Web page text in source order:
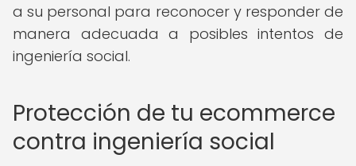
a su personal para reconocer y responder de
manera adecuada a posibles intentos de
ingeniería social.
Protección de tu ecommerce
contra ingeniería social